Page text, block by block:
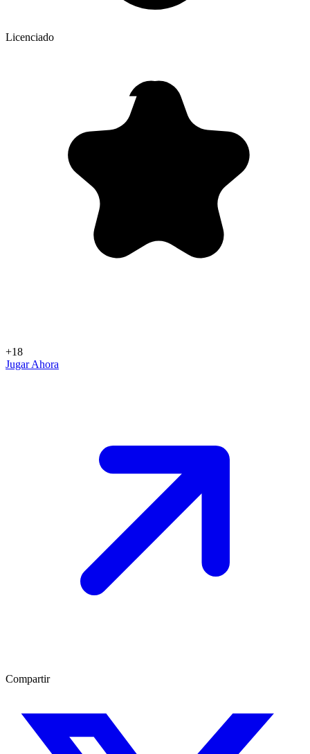
Licenciado
+18
Jugar Ahora
Compartir